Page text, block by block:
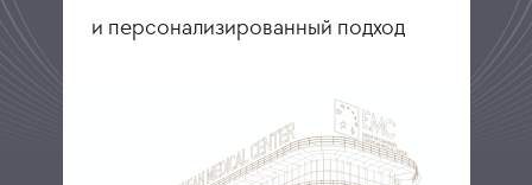
и персонализированный подход